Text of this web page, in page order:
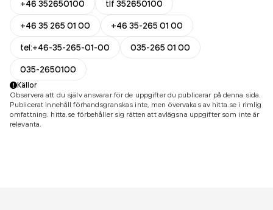
+46 352650100
tlf 352650100
+46 35 265 01 00
+46 35-265 01 00
tel:+46-35-265-01-00
035-265 01 00
035-2650100
Källor
Observera att du själv ansvarar för de uppgifter du publicerar på denna sida.
Publicerat innehåll förhandsgranskas inte, men övervakas av hitta.se i rimlig
omfattning. hitta.se förbehåller sig rätten att avlägsna uppgifter som inte är
relevanta.